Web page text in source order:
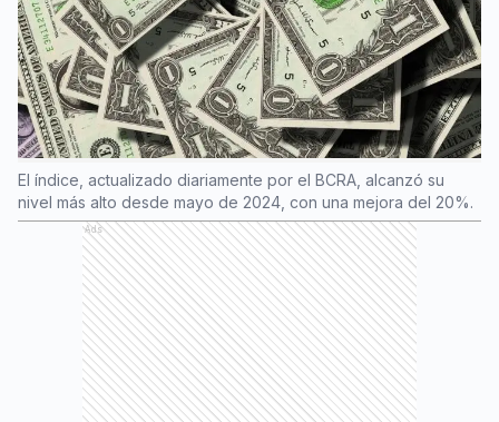
El índice, actualizado diariamente por el BCRA, alcanzó su
nivel más alto desde mayo de 2024, con una mejora del 20%.
Ads